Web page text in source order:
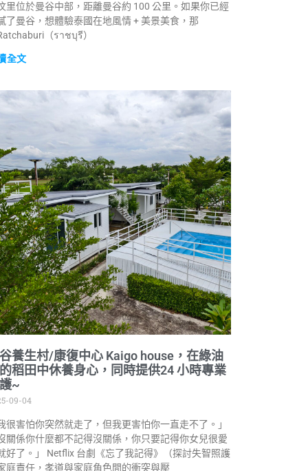
里位於曼谷中部，距離曼谷約 100 公里。如果你已經
了曼谷，想體驗泰國在地風情 + 美景美食，那
（ราชบุรี）
全文
養生村/康復中心 Kaigo house，在綠油
稻田中休養身心，同時提供24 小時專業
~
09-04
很害怕你突然就走了，但我更害怕你一直走不了。」
關係你什麼都不記得沒關係，你只要記得你女兒很愛
好了。」 Netflix 台劇《忘了我記得》（探討失智照護
庭責任，孝道與家庭角色間的衝突與壓